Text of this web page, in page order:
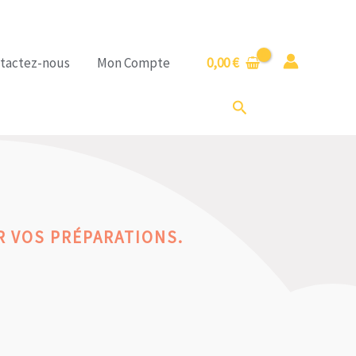
nous Mon Compte 0,00€
Rechercher
VOS PRÉPARATIONS.